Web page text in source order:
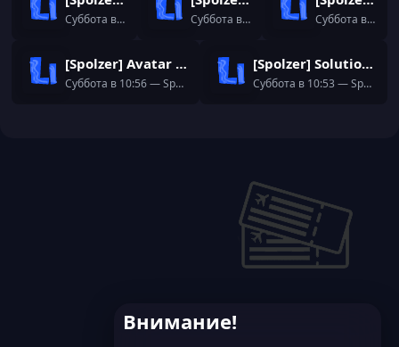
Суббота в 11:04 — SpolzerСуббота в 11:01 — SpolzerСуббота в 10:58
[Spolzer] Avatar History
Суббота в 10:56— Spolzer
[Spolzer] Solution List
Суббота в 10:53 — Spolzer
Внимание!